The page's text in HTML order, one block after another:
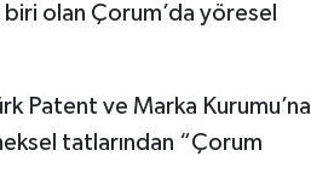
olan Çorum’da yöresel
Patent ve Marka Kurumu’na
tatlarından “Çorum